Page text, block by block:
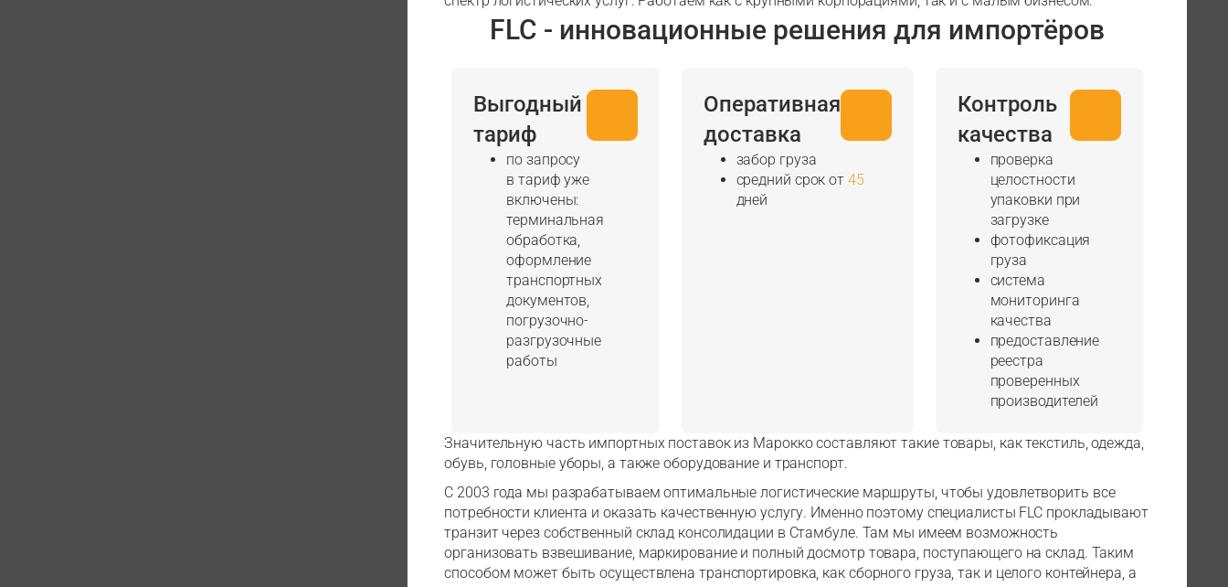
FLC - инновационные решения для импортёров
Выгодный
тариф
по запросу
в тариф уже
включены:
терминальная
обработка,
оформление
транспортных
документов,
погрузочно-
разгрузочные
работы
Оперативная
доставка
забор груза
средний срок от 45
дней
Контроль
качества
проверка
целостности
упаковки при
загрузке
фотофиксация
груза
система
мониторинга
качества
предоставление
реестра
проверенных
производителей
Значительную часть импортных поставок из Марокко составляют такие товары, как текстиль, одежда,
обувь, головные уборы, а также оборудование и транспорт.
С 2003 года мы разрабатываем оптимальные логистические маршруты, чтобы удовлетворить все
потребности клиента и оказать качественную услугу. Именно поэтому специалисты FLC прокладывают
транзит через собственный склад консолидации в Стамбуле. Там мы имеем возможность
организовать взвешивание, маркирование и полный досмотр товара, поступающего на склад. Таким
способом может быть осуществлена транспортировка, как сборного груза, так и целого контейнера, а